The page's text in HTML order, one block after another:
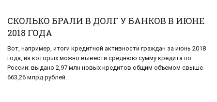
СКОЛЬКО БРАЛИ В ДОЛГ У БАНКОВ В ИЮНЕ
2018 ГОДА
Вот, например, итоги кредитной активности граждан за июнь 2018
года, из которых можно вывести среднюю сумму кредита по
России: выдано 2,97 млн новых кредитов общим объемом свыше
663,26 млрд рублей.